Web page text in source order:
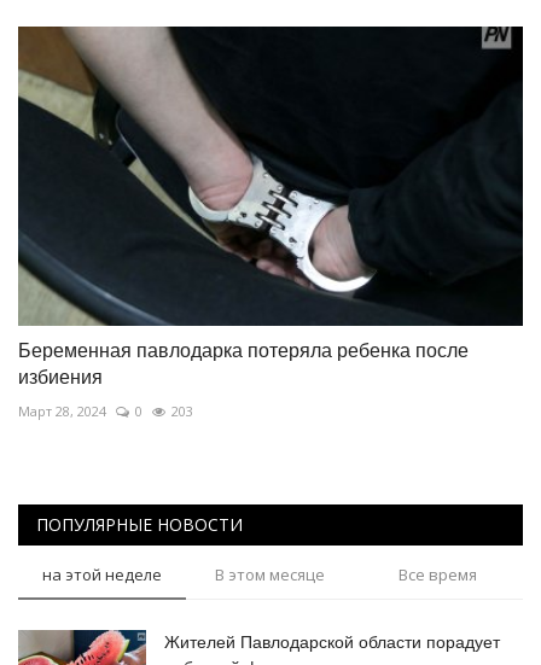
Беременная павлодарка потеряла ребенка после
избиения
Март 28, 2024 0 203
ПОПУЛЯРНЫЕ НОВОСТИ
на этой неделе В этом месяце Все время
Жителей Павлодарской области порадует